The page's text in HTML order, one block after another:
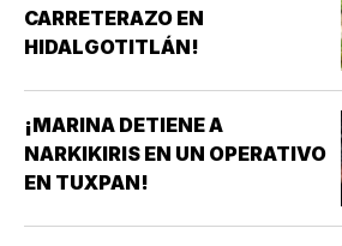
CARRETERAZO EN
HIDALGOTITLÁN!
¡MARINA DETIENE A
NARKIKIRIS EN UN OPERATIVO
EN TUXPAN!